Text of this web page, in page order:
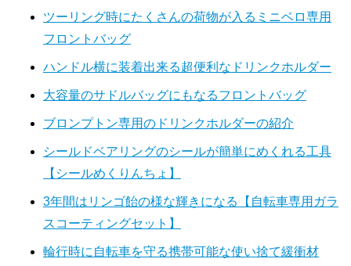
ツーリング時にたくさんの荷物が入るミニベロ専用
フロントバッグ
ハンドル横に装着出来る超便利なドリンクホルダー
大容量のサドルバッグにもなるフロントバッグ
ブロンプトン専用のドリンクホルダーの紹介
シールドベアリングのシールが簡単にめくれる工具
【シールめくりんちょ】
3年間はリンゴ飴の様な輝きになる【自転車専用ガラ
スコーティングセット】
輪行時に自転車を守る携帯可能な使い捨て緩衝材